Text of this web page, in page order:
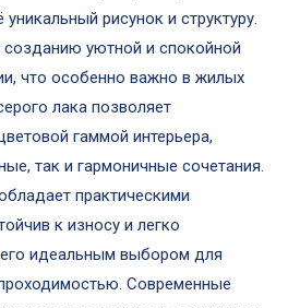
рисунок и структуру.
созданию уютной и спокойной
что особенно важно в жилых
лака позволяет
гаммой интерьера,
так и гармоничные сочетания.
практическими
к износу и легко
идеальным выбором для
Современные